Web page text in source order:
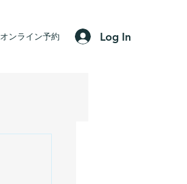
オンライン予約 Log In